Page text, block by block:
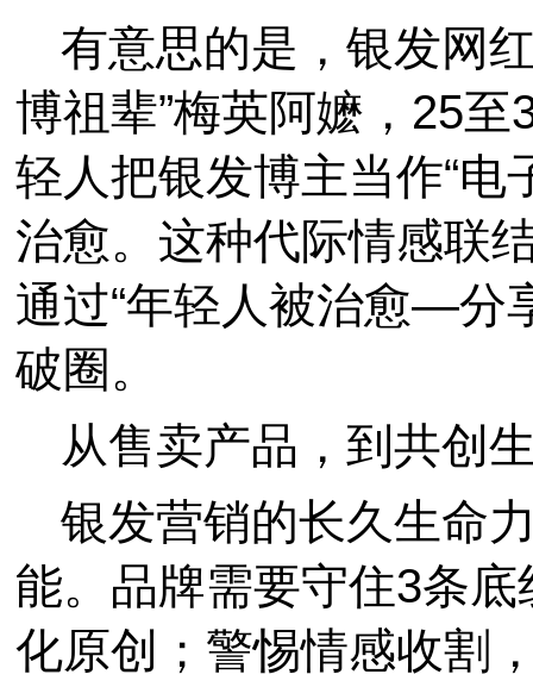
有意思的是，银发网
博祖辈”梅英阿嬷，25
轻人把银发博主当作“电
治愈。这种代际情感联
通过“年轻人被治愈—分
破圈。
从售卖产品，到共创
银发营销的长久生命
能。品牌需要守住3条
化原创；警惕情感收割